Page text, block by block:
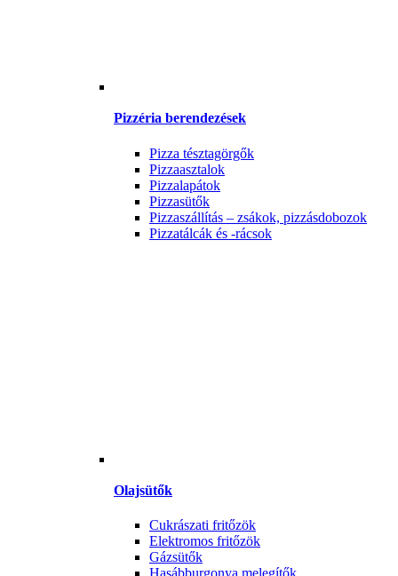
Pizzéria berendezések
Pizza tésztagörgők
Pizzaasztalok
Pizzalapátok
Pizzasütők
Pizzaszállítás – zsákok, pizzásdobozok
Pizzatálcák és -rácsok
Olajsütők
Cukrászati fritőzök
Elektromos fritőzök
Gázsütők